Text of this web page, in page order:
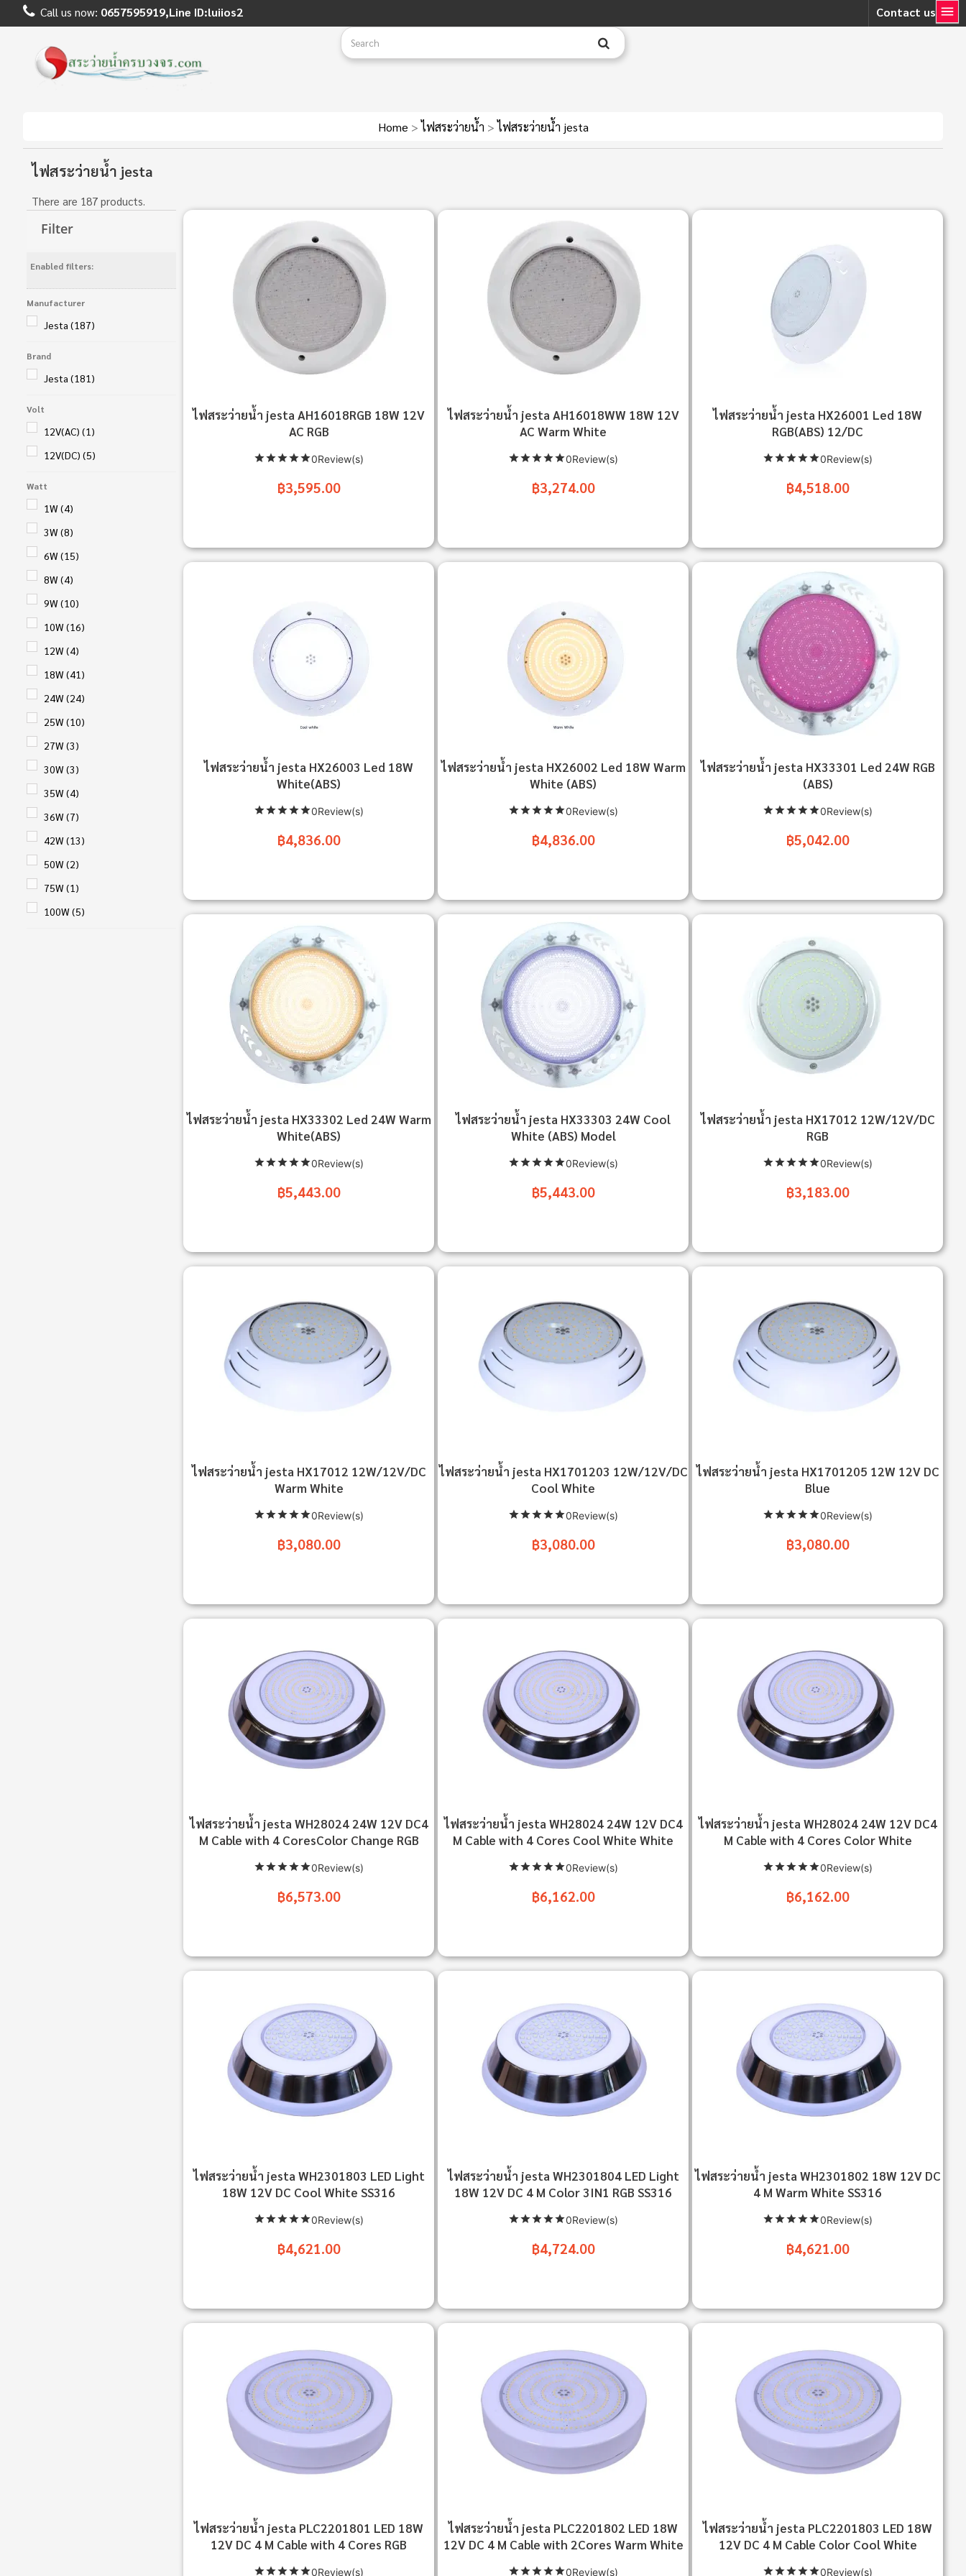
Contact us
Call us now: 0657595919,Line ID:luiios2
Home > ไฟสระว่ายน้ำ > ไฟสระว่ายน้ำ jesta
ไฟสระว่ายน้ำ jesta
There are 187 products.
Filter
Enabled filters:
Manufacturer
Jesta (187)
Brand
Jesta (181)
Volt
12V(AC) (1)
12V(DC) (5)
Watt
1W(4)
3W(8)
6W(15)
8W(4)
9W(10)
10W(16)
12W(4)
18W(41)
24W(24)
25W(10)
27W(3)
30W(3)
35W(4)
36W(7)
42W(13)
50W(2)
75W(1)
100W(5)
ไฟสระว่ายน้ำ jesta AH16018RGB 18W 12V
AC RGB
0Review(s)
฿3,595.00
ไฟสระว่ายน้ำ jesta AH16018WW 18W 12V
AC Warm White
0Review(s)
฿3,274.00
ไฟสระว่ายน้ำ jesta HX26001 Led 18W
RGB(ABS) 12/DC
0Review(s)
฿4,518.00
ไฟสระว่ายน้ำ jesta HX26003 Led 18W
White(ABS)
0Review(s)
฿4,836.00
ไฟสระว่ายน้ำ jesta HX26002 Led 18W Warm
White (ABS)
0Review(s)
฿4,836.00
ไฟสระว่ายน้ำ jesta HX33301 Led 24W RGB
(ABS)
0Review(s)
฿5,042.00
ไฟสระว่ายน้ำ jesta HX33302 Led 24W Warm
White(ABS)
0Review(s)
฿5,443.00
ไฟสระว่ายน้ำ jesta HX33303 24W Cool
White (ABS) Model
0Review(s)
฿5,443.00
ไฟสระว่ายน้ำ jesta HX17012 12W/12V/DC
RGB
0Review(s)
฿3,183.00
ไฟสระว่ายน้ำ jesta HX17012 12W/12V/DC
Warm White
0Review(s)
฿3,080.00
ไฟสระว่ายน้ำ jesta HX1701203 12W/12V/DC
Cool White
0Review(s)
฿3,080.00
ไฟสระว่ายน้ำ jesta HX1701205 12W 12V DC
Blue
0Review(s)
฿3,080.00
ไฟสระว่ายน้ำ jesta WH28024 24W 12V DC4
M Cable with 4 CoresColor Change RGB
0Review(s)
฿6,573.00
ไฟสระว่ายน้ำ jesta WH28024 24W 12V DC4
M Cable with 4 Cores Cool White White
0Review(s)
฿6,162.00
ไฟสระว่ายน้ำ jesta WH28024 24W 12V DC4
M Cable with 4 Cores Color White
0Review(s)
฿6,162.00
ไฟสระว่ายน้ำ jesta WH2301803 LED Light
18W 12V DC Cool White SS316
0Review(s)
฿4,621.00
ไฟสระว่ายน้ำ jesta WH2301804 LED Light
18W 12V DC 4 M Color 3IN1 RGB SS316
0Review(s)
฿4,724.00
ไฟสระว่ายน้ำ jesta WH2301802 18W 12V DC
4 M Warm White SS316
0Review(s)
฿4,621.00
ไฟสระว่ายน้ำ jesta PLC2201801 LED 18W
12V DC 4 M Cable with 4 Cores RGB
0Review(s)
ไฟสระว่ายน้ำ jesta PLC2201802 LED 18W
12V DC 4 M Cable with 2Cores Warm White
0Review(s)
ไฟสระว่ายน้ำ jesta PLC2201803 LED 18W
12V DC 4 M Cable Color Cool White
0Review(s)